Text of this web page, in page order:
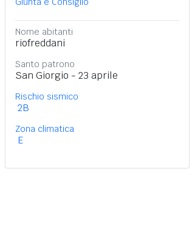
Nome abitanti
riofreddani
Santo patrono
San Giorgio - 23 aprile
Rischio sismico
2B
Zona climatica
E